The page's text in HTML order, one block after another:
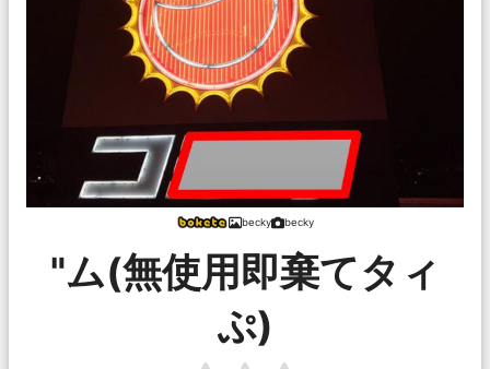
becky becky
"ム(無使用即棄てタィ
ぷ)